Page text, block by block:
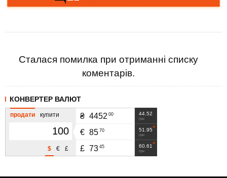
Сталася помилка при отриманні списку
коментарів.
КОНВЕРТЕР ВАЛЮТ
продати купити
£
€
$
44.52
грн
₴ 4452 00
51.95
грн
€ 85 70
60.61
грн
£ 73 45